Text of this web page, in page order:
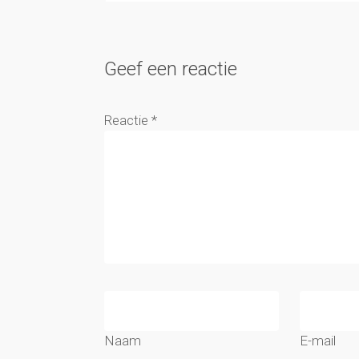
Geef een reactie
Reactie*
Naam E-mail